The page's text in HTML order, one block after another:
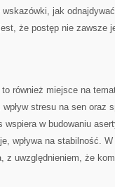
wskazówki, jak
że postęp nie zawsze
to również miejsce na
wpływ stresu na sen oraz
wspiera w budowaniu
wpływa na stabilność.
z uwzględnieniem, że